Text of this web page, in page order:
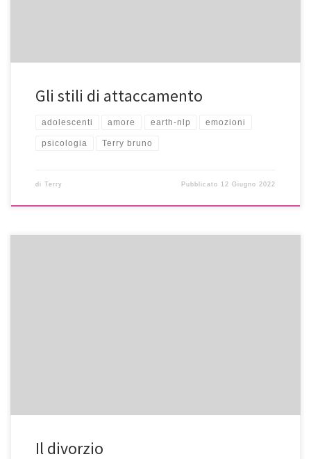
Gli stili di attaccamento
adolescenti amore earth-nlp emozioni
psicologia Terry bruno
di Terry Pubblicato 12 Giugno 2022
Il divorzio